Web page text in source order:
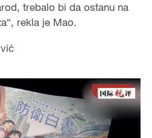
trebalo bi da ostanu na
rekla je Mao.